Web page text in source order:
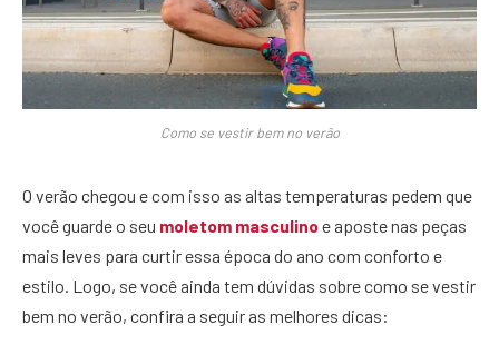
Como se vestir bem no verão
O verão chegou e com isso as altas temperaturas pedem que
você guarde o seu moletom masculinoe aposte nas peças
mais leves para curtir essa época do ano com conforto e
estilo. Logo, se você ainda tem dúvidas sobre como se vestir
bem no verão, confira a seguir as melhores dicas: